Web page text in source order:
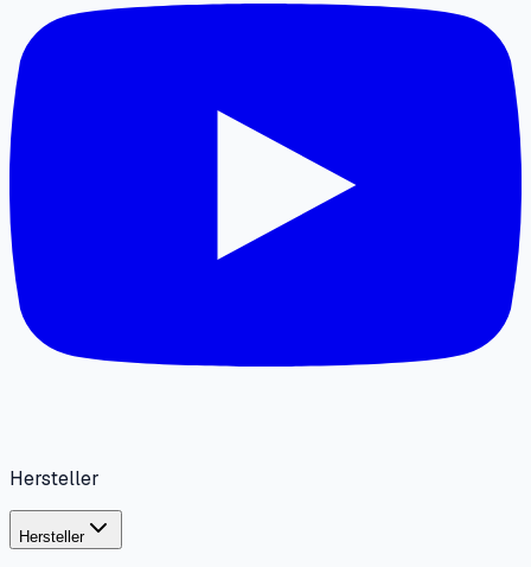
Hersteller
Hersteller